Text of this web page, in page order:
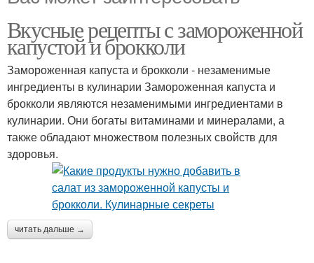
Вкусные рецепты с замороженной
капустой и брокколи
Замороженная капуста и брокколи - незаменимые
ингредиенты в кулинарии Замороженная капуста и
брокколи являются незаменимыми ингредиентами в
кулинарии. Они богаты витаминами и минералами, а
также обладают множеством полезных свойств для
здоровья.
читать дальше →